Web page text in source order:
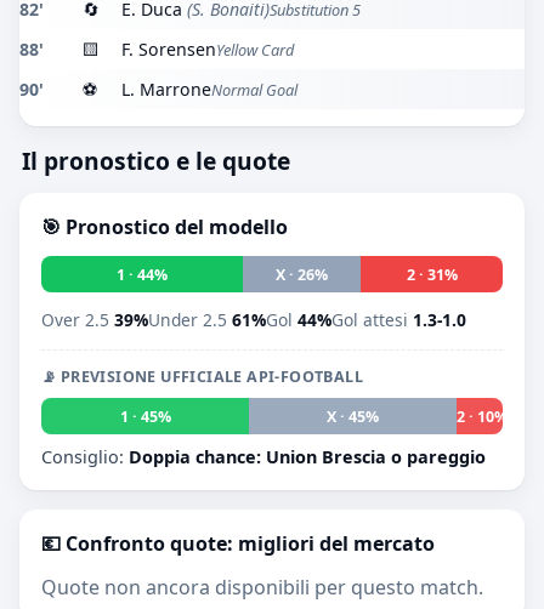
82' 🔄 E. Duca (S. Bonaiti)Substitution 5
88' 🟨 F. SorensenYellow Card
90' ⚽ L. MarroneNormal Goal
Il pronostico e le quote
🎯 Pronostico del modello
1 · 44% X · 26% 2 · 31%
Over 2.5 39%Under 2.5 61%Gol 44%Gol attesi 1.3-1.0
📡 PREVISIONE UFFICIALE API-FOOTBALL
1 · 45%
X · 45% 2 · 10%
Consiglio: Doppia chance: Union Brescia o pareggio
💶 Confronto quote: migliori del mercato
Quote non ancora disponibili per questo match.